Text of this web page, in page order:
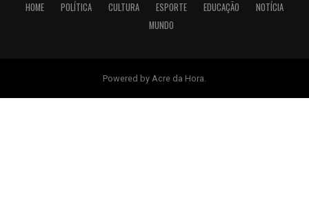
HOME POLÍTICA CULTURA ESPORTE EDUCAÇÃO
NOTÍCIA
MUNDO
Powered by Acre da Hora.